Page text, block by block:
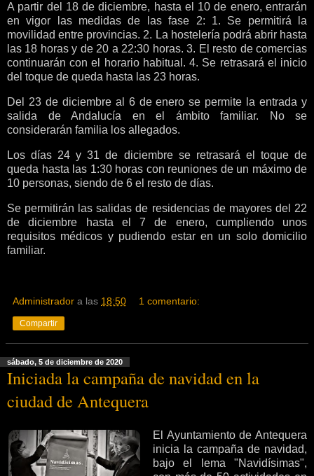
A partir del 18 de diciembre, hasta el 10 de enero, entrarán
en vigor las medidas de las fase 2: 1. Se permitirá la
movilidad entre provincias. 2. La hostelería podrá abrir hasta
las 18 horas y de 20 a 22:30 horas. 3. El resto de comercias
continuarán con el horario habitual. 4. Se retrasará el inicio
del toque de queda hasta las 23 horas.
Del 23 de diciembre al 6 de enero se permite la entrada y
salida de Andalucía en el ámbito familiar. No se
considerarán familia los allegados.
Los días 24 y 31 de diciembre se retrasará el toque de
queda hasta las 1:30 horas con reuniones de un máximo de
10 personas, siendo de 6 el resto de días.
Se permitirán las salidas de residencias de mayores del 22
de diciembre hasta el 7 de enero, cumpliendo unos
requisitos médicos y pudiendo estar en un solo domicilio
familiar.
Administrador a las 18:50 1 comentario:
Compartir
sábado, 5 de diciembre de 2020
Iniciada la campaña de navidad en la
ciudad de Antequera
El Ayuntamiento de Antequera
inicia la campaña de navidad,
bajo el lema "Navidísimas",